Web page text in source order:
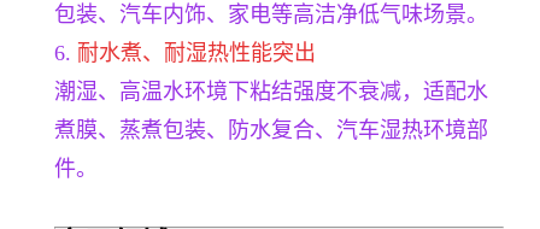
包装、汽车内饰、家电等高洁净低气味场景。
6. 耐水煮、耐湿热性能突出
潮湿、高温水环境下粘结强度不衰减，适配水
煮膜、蒸煮包装、防水复合、汽车湿热环境部
件。